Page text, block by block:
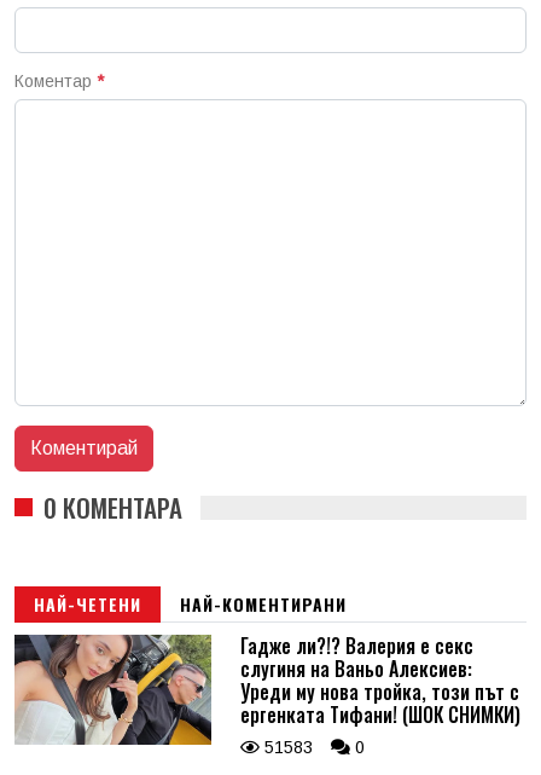
Коментар *
0 КОМЕНТАРА
НАЙ-ЧЕТЕНИ НАЙ-КОМЕНТИРАНИ
Гадже ли?!? Валерия е секс
слугиня на Ваньо Алексиев:
Уреди му нова тройка, този път с
ергенката Тифани! (ШОК СНИМКИ)
51583 0